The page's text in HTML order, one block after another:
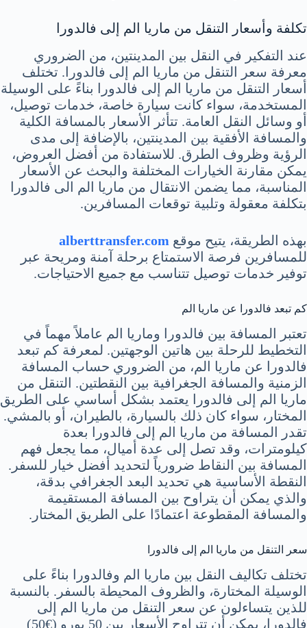
تكلفة وأسعار التنقل من ماريا الم إلى فالدورا
عند التفكير في النقل بين المدينتين، من الضروري
معرفة سعر التنقل من ماريا الم إلى فالدورا. تختلف
أسعار التنقل من ماريا الم إلى فالدورا بناءً على الوسيلة
المستخدمة، سواء كانت سيارة خاصة، خدمات توصيل،
أو وسائل النقل العامة. تتأثر الأسعار بالمسافة الكلية
والمسافة الأفقية بين المدينتين، بالإضافة إلى مدى
الرؤية وظروف الطرق. للاستفادة من أفضل العروض،
يمكن مقارنة الخيارات المختلفة والبحث عن الأسعار
المناسبة، مما يضمن الانتقال من ماريا الم الى فالدورا
بتكلفة معقولة وتلبية توقعات المسافرين.
بهذه الطريقة، يتيح موقع alberttransfer.com
للمسافرين فرصة الاستمتاع برحلة آمنة ومريحة عبر
توفير خدمات توصيل تتناسب مع جميع الاحتياجات.
كم تبعد فالدورا عن ماريا الم
تعتبر المسافة بين فالدورا وماريا الم عاملاً مهماً في
التخطيط للرحلة بين هاتين الوجهتين. لمعرفة كم تبعد
فالدورا عن ماريا الم، من الضروري حساب المسافة
الزمنية والمسافة الجغرافية بين النقطتين. التنقل من
ماريا الم إلى فالدورا يعتمد بشكل أساسي على الطريق
المختار، سواء كان ذلك بالسيارة، بالطيران، أو بالمشي.
تقدر المسافة من ماريا الم إلى فالدورا بعدة
كيلومترات، وقد تصل إلى عدة أميال، مما يجعل فهم
المسافة بين النقاط ضرورياً لتحديد أفضل خيار للسفر.
النقطة الأساسية هي تحديد البعد الجغرافي بدقة،
والذي يمكن أن يتراوح بين المسافة المستقيمة
والمسافة المقطوعة اعتمادًا على الطريق المختار.
سعر التنقل من ماريا الم إلى فالدورا
تختلف تكاليف النقل بين ماريا الم وفالدورا بناءً على
الوسيلة المختارة، والظروف المحيطة بالسفر. بالنسبة
للذين يتساءلون عن سعر التنقل من ماريا الم إلى
فالدورا، يمكن أن تتراوح الأسعار بين 50 يورو (€50)